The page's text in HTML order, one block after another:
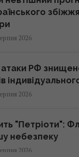
2026
атаки РФ
2026
"Петріоти":
небезпеку
2026